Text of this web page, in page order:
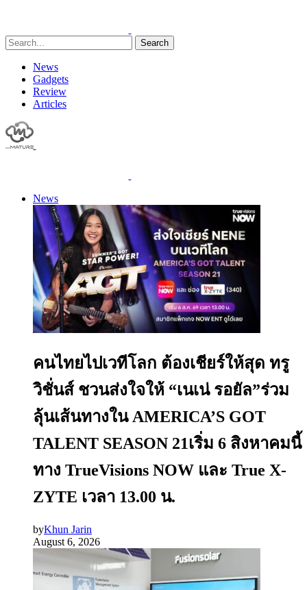
Search
News
Gadgets
Review
Articles
News
คนไทยไปเวทีโลก ต้องเชียร์ให้สุด ทรู
วิชั่นส์ ชวนส่งใจให้ “เนเน่ รอยัล”ร่วม
ลุ้นเส้นทางใน AMERICA’S GOT
TALENT SEASON 21เริ่ม 6 สิงหาคมนี้
ทาง TrueVisions NOW และ True X-
ZYTE เวลา 13.00 น.
byKhun Jarin
August 6, 2026